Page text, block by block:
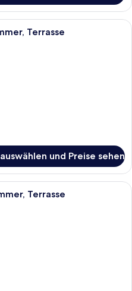
Ein modernes Wohnzimmer mit
Terrasse
und Preise sehen
Ein modernes Wohnzimmer mit
Terrasse